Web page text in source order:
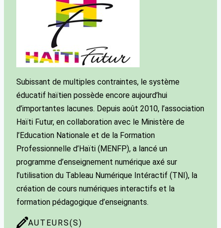
Subissant de multiples contraintes, le système
éducatif haïtien possède encore aujourd’hui
d’importantes lacunes. Depuis août 2010, l’association
Haïti Futur, en collaboration avec le Ministère de
l’Education Nationale et de la Formation
Professionnelle d’Haïti (MENFP), a lancé un
programme d’enseignement numérique axé sur
l’utilisation du Tableau Numérique Intéractif (TNI), la
création de cours numériques interactifs et la
formation pédagogique d’enseignants.
AUTEURS(S)